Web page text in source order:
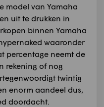
model van Yamaha
uit te drukken in
binnen Yamaha
waaronder
percentage neemt de
rekening of nog
twintig
enorm aandeel dus,
doordacht.